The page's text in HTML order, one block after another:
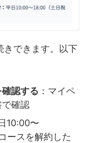
きできます。以下
認する ：マイペ
確認
10:00〜
ースを解約した